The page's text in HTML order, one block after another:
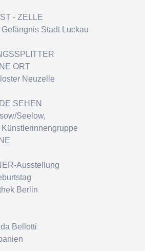
- ZELLE
Stadt Luckau
ORT
Neuzelle
SEHEN
Seelow,
Ausstellung
Berlin
Bellotti